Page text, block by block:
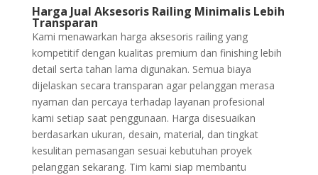
Harga Jual Aksesoris Railing Minimalis Lebih
Transparan
Kami menawarkan harga aksesoris railing yang
kompetitif dengan kualitas premium dan finishing lebih
detail serta tahan lama digunakan. Semua biaya
dijelaskan secara transparan agar pelanggan merasa
nyaman dan percaya terhadap layanan profesional
kami setiap saat penggunaan. Harga disesuaikan
berdasarkan ukuran, desain, material, dan tingkat
kesulitan pemasangan sesuai kebutuhan proyek
pelanggan sekarang. Tim kami siap membantu